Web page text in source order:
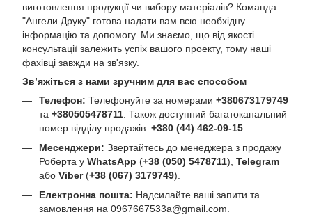
виготовлення продукції чи вибору матеріалів? Команда
"Ангели Друку" готова надати вам всю необхідну
інформацію та допомогу. Ми знаємо, що від якості
консультації залежить успіх вашого проекту, тому наші
фахівці завжди на зв'язку.
Зв’яжіться з нами зручним для вас способом
Телефон: Телефонуйте за номерами +380673179749
та +380505478711 . Також доступний багатоканальний
номер відділу продажів: +380 (44) 462-09-15
Месенджери: Звертайтесь до менеджера з продажу
Роберта у WhatsApp (+38 (050) 5478711), Telegram
або Viber(+38 (067) 3179749).
Електронна пошта: Надсилайте ваші запити та
замовлення на 0967667533a@gmail.com.